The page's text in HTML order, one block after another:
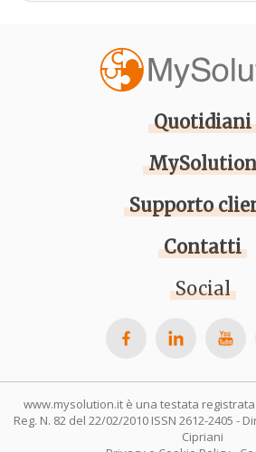
Quotidiani
MySolution
Supporto
Contatti
Social
www.mysolution.it è una testata
Reg. N. 82 del 22/02/2010 ISSN 2612-2405 -
Cipriani